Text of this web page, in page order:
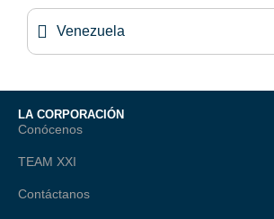
Venezuela
LA CORPORACIÓN
Conócenos
TEAM XXI
Contáctanos